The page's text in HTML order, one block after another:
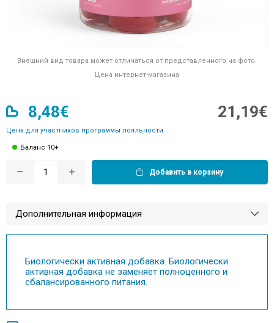
Внешний вид товара может отличаться от представленного на фото.
Цена интернет-магазина
8,48€
Цена для участников программы лояльности
21,19€
Баланс 10+
Добавить в корзину
Дополнительная информация
Биологически активная добавка. Биологически
активная добавка не заменяет полноценного и
сбалансированного питания.